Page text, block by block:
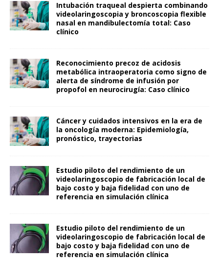
Intubación traqueal despierta combinando
videolaringoscopia y broncoscopia flexible
nasal en mandibulectomía total: Caso
clínico
Reconocimiento precoz de acidosis
metabólica intraoperatoria como signo de
alerta de síndrome de infusión por
propofol en neurocirugía: Caso clínico
Cáncer y cuidados intensivos en la era de
la oncología moderna: Epidemiología,
pronóstico, trayectorias
Estudio piloto del rendimiento de un
videolaringoscopio de fabricación local de
bajo costo y baja fidelidad con uno de
referencia en simulación clínica
Estudio piloto del rendimiento de un
videolaringoscopio de fabricación local de
bajo costo y baja fidelidad con uno de
referencia en simulación clínica